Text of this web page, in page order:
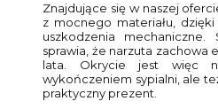
Znajdujące się w naszej
z mocnego materiału,
uszkodzenia mechaniczne.
sprawia, że narzuta zachowa
lata. Okrycie jest więc
wykończeniem sypialni, ale
praktyczny prezent.